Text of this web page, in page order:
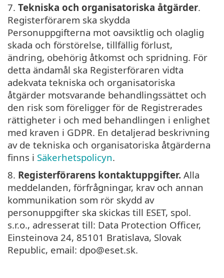
7. Tekniska och organisatoriska åtgärder.
Registerförarem ska skydda
Personuppgifterna mot oavsiktlig och olaglig
skada och förstörelse, tillfällig förlust,
ändring, obehörig åtkomst och spridning. För
detta ändamål ska Registerföraren vidta
adekvata tekniska och organisatoriska
åtgärder motsvarande behandlingssättet och
den risk som föreligger för de Registrerades
rättigheter i och med behandlingen i enlighet
med kraven i GDPR. En detaljerad beskrivning
av de tekniska och organisatoriska åtgärderna
finns i Säkerhetspolicyn.
8. Registerförarens kontaktuppgifter. Alla
meddelanden, förfrågningar, krav och annan
kommunikation som rör skydd av
personuppgifter ska skickas till ESET, spol.
s.r.o., adresserat till: Data Protection Officer,
Einsteinova 24, 85101 Bratislava, Slovak
Republic, email: dpo@eset.sk.